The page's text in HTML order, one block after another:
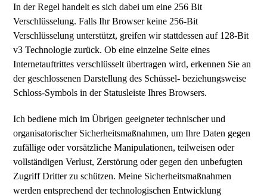
In der Regel handelt es sich dabei um eine 256 Bit
Verschlüsselung. Falls Ihr Browser keine 256-Bit
Verschlüsselung unterstützt, greifen wir stattdessen auf 128-Bit
v3 Technologie zurück. Ob eine einzelne Seite eines
Internetauftrittes verschlüsselt übertragen wird, erkennen Sie an
der geschlossenen Darstellung des Schüssel- beziehungsweise
Schloss-Symbols in der Statusleiste Ihres Browsers.
Ich bediene mich im Übrigen geeigneter technischer und
organisatorischer Sicherheitsmaßnahmen, um Ihre Daten gegen
zufällige oder vorsätzliche Manipulationen, teilweisen oder
vollständigen Verlust, Zerstörung oder gegen den unbefugten
Zugriff Dritter zu schützen. Meine Sicherheitsmaßnahmen
werden entsprechend der technologischen Entwicklung